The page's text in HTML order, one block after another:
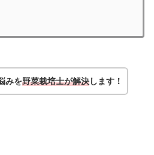
みを野菜栽培士が解決します！